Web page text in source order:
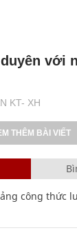
KT- XH
với
THÊM BÀI VIẾT
công thức